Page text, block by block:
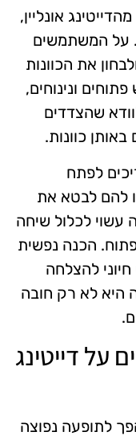
אונליין,
על המשתמשים
את הכוונות
ונינוחים,
שהצדדים
כוונות.
לפתח
להם לבטא את
עשוי לכלול שיחה
פתוח. הכנה נפשית
להצלחה
היא לא רק חובה
על דייטינג
לתופעה נפוצה